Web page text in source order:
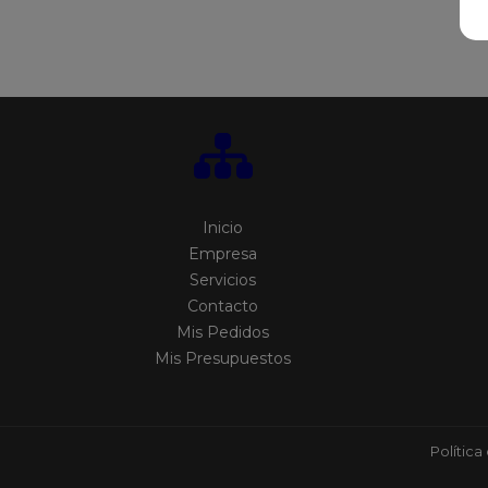
Inicio
Empresa
Servicios
Contacto
Mis Pedidos
Mis Presupuestos
Política